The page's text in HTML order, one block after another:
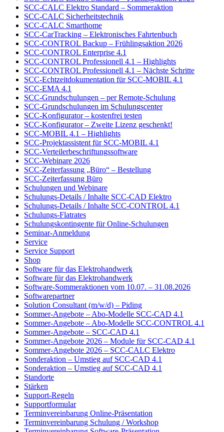
SCC-CALC Elektro Standard – Sommeraktion
SCC-CALC Sicherheitstechnik
SCC-CALC Smarthome
SCC-CarTracking – Elektronisches Fahrtenbuch
SCC-CONTROL Backup – Frühlingsaktion 2026
SCC-CONTROL Enterprise 4.1
SCC-CONTROL Professionell 4.1 – Highlights
SCC-CONTROL Professionell 4.1 – Nächste Schritte
SCC-Echtzeitdokumentation für SCC-MOBIL 4.1
SCC-EMA 4.1
SCC-Grundschulungen – per Remote-Schulung
SCC-Grundschulungen im Schulungscenter
SCC-Konfigurator – kostenfrei testen
SCC-Konfigurator – Zweite Lizenz geschenkt!
SCC-MOBIL 4.1 – Highlights
SCC-Projektassistent für SCC-MOBIL 4.1
SCC-Verteilerbeschriftungssoftware
SCC-Webinare 2026
SCC-Zeiterfassung „Büro“ – Bestellung
SCC-Zeiterfassung Büro
Schulungen und Webinare
Schulungs-Details / Inhalte SCC-CAD Elektro
Schulungs-Details / Inhalte SCC-CONTROL 4.1
Schulungs-Flatrates
Schulungskontingente für Online-Schulungen
Seminar-Anmeldung
Service
Service Support
Shop
Software für das Elektrohandwerk
Software für das Elektrohandwerk
Software-Sommeraktionen vom 10.07. – 31.08.2026
Softwarepartner
Solution Consultant (m/w/d) – Piding
Sommer-Angebote – Abo-Modelle SCC-CAD 4.1
Sommer-Angebote – Abo-Modelle SCC-CONTROL 4.1
Sommer-Angebote – SCC-CAD 4.1
Sommer-Angebote 2026 – Module für SCC-CAD 4.1
Sommer-Angebote 2026 – SCC-CALC Elektro
Sonderaktion – Umstieg auf SCC-CAD 4.1
Sonderaktion – Umstieg auf SCC-CAD 4.1
Standorte
Stärken
Support-Regeln
Supportformular
Terminvereinbarung Online-Präsentation
Terminvereinbarung Schulung / Workshop